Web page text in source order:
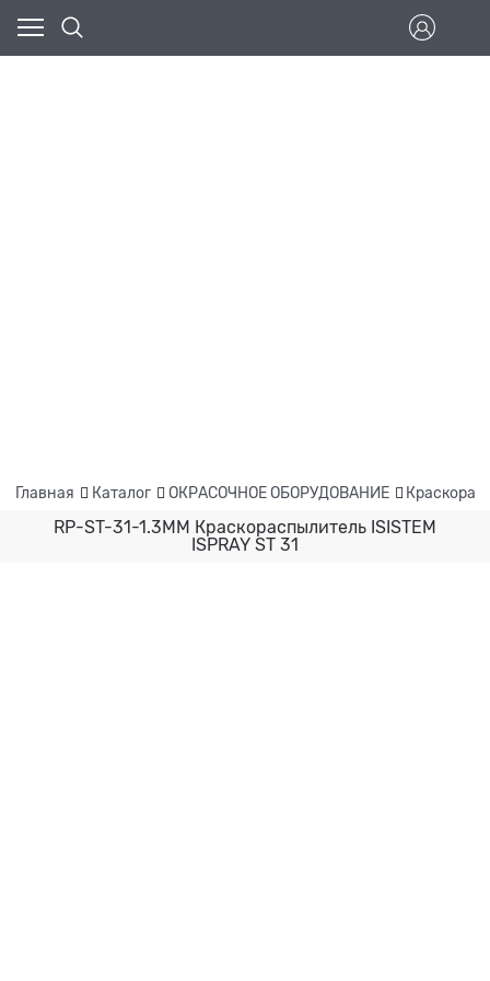
Главная Каталог ОКРАСОЧНОЕ ОБОРУДОВАНИЕ
RP-ST-31-1.3MM Краскораспылитель ISISTEM
ISPRAY ST 31